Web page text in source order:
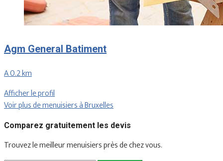
Agm General Batiment
A 0.2 km
Afficher le profil
Voir plus de menuisiers à Bruxelles
Comparez gratuitement les devis
Trouvez le meilleur menuisiers près de chez vous.